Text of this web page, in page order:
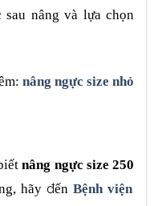
nâng và lựa chọn
nâng ngực size nhỏ
nâng ngực size 250
hãy đến Bệnh viện